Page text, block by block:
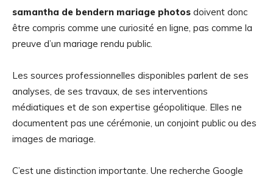
samantha de bendern mariage photos doivent donc
être compris comme une curiosité en ligne, pas comme la
preuve d’un mariage rendu public.
Les sources professionnelles disponibles parlent de ses
analyses, de ses travaux, de ses interventions
médiatiques et de son expertise géopolitique. Elles ne
documentent pas une cérémonie, un conjoint public ou des
images de mariage.
C’est une distinction importante. Une recherche Google